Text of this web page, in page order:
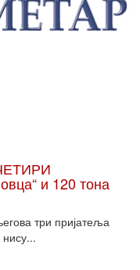
и 120 тона
три пријатеља